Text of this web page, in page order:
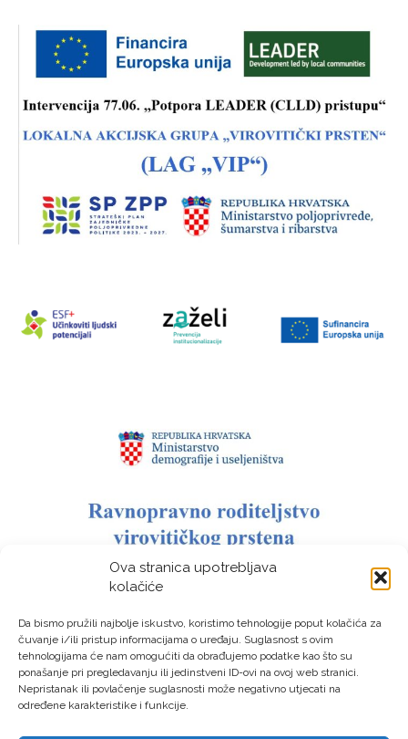
Ova stranica upotrebljava
kolačiće
Da bismo pružili najbolje iskustvo, koristimo tehnologije poput kolačića za
čuvanje i/ili pristup informacijama o uređaju. Suglasnost s ovim
tehnologijama će nam omogućiti da obrađujemo podatke kao što su
ponašanje pri pregledavanju ili jedinstveni ID-ovi na ovoj web stranici.
Nepristanak ili povlačenje suglasnosti može negativno utjecati na
određene karakteristike i funkcije.